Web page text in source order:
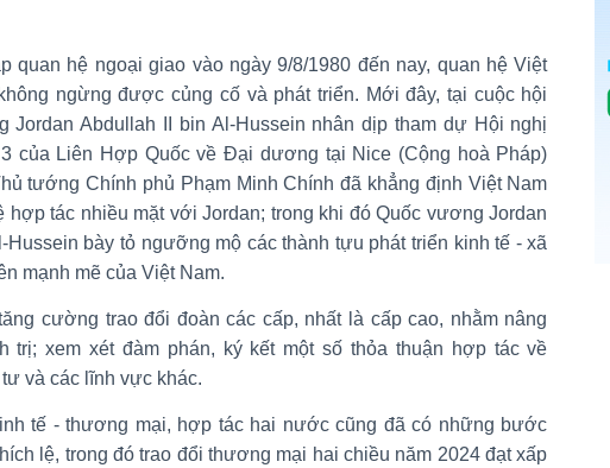
quan hệ ngoại giao vào ngày 9/8/1980 đến nay, quan hệ Việt
ngừng được củng cố và phát triển. Mới đây, tại cuộc hội
Jordan Abdullah II bin Al-Hussein nhân dịp tham dự Hội nghị
của Liên Hợp Quốc về Đại dương tại Nice (Cộng hoà Pháp)
tướng Chính phủ Phạm Minh Chính đã khẳng định Việt Nam
hợp tác nhiều mặt với Jordan; trong khi đó Quốc vương Jordan
Hussein bày tỏ ngưỡng mộ các thành tựu phát triển kinh tế - xã
mạnh mẽ của Việt Nam.
cường trao đổi đoàn các cấp, nhất là cấp cao, nhằm nâng
trị; xem xét đàm phán, ký kết một số thỏa thuận hợp tác về
và các lĩnh vực khác.
tế - thương mại, hợp tác hai nước cũng đã có những bước
lệ, trong đó trao đổi thương mại hai chiều năm 2024 đạt xấp